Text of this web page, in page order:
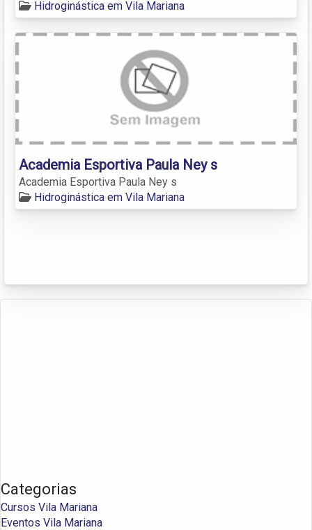
Hidroginástica em Vila Mariana
Academia Esportiva Paula Ney s
Academia Esportiva Paula Ney s
Hidroginástica em Vila Mariana
Categorias
Cursos Vila Mariana
Eventos Vila Mariana